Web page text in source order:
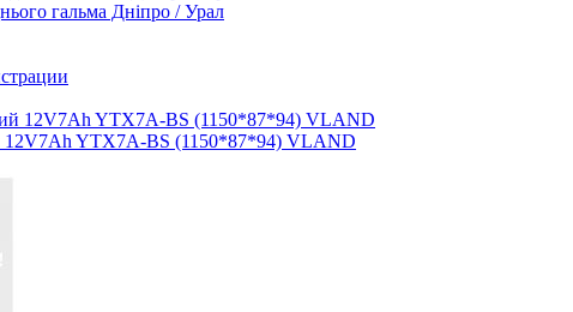
гальма Дніпро / Урал
12V7Ah YTX7A-BS (1150*87*94) VLAND